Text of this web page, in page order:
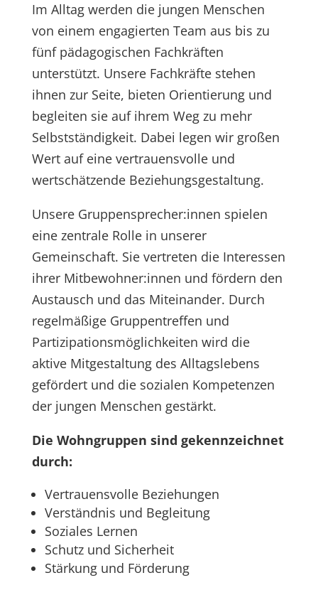
Im Alltag werden die jungen Menschen
von einem engagierten Team aus bis zu
fünf pädagogischen Fachkräften
unterstützt. Unsere Fachkräfte stehen
ihnen zur Seite, bieten Orientierung und
begleiten sie auf ihrem Weg zu mehr
Selbstständigkeit. Dabei legen wir großen
Wert auf eine vertrauensvolle und
wertschätzende Beziehungsgestaltung.
Unsere Gruppensprecher:innen spielen
eine zentrale Rolle in unserer
Gemeinschaft. Sie vertreten die Interessen
ihrer Mitbewohner:innen und fördern den
Austausch und das Miteinander. Durch
regelmäßige Gruppentreffen und
Partizipationsmöglichkeiten wird die
aktive Mitgestaltung des Alltagslebens
gefördert und die sozialen Kompetenzen
der jungen Menschen gestärkt.
Die Wohngruppen sind gekennzeichnet
durch:
Vertrauensvolle Beziehungen
Verständnis und Begleitung
Soziales Lernen
Schutz und Sicherheit
Stärkung und Förderung